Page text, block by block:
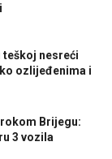
teškoj nesreći
ozlijeđenima i
Brijegu:
3 vozila